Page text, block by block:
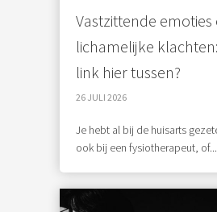
Vastzittende emoties
lichamelijke
link hier tussen?
26 JULI 2026
Je hebt al bij de huisarts
ook bij een fysiotherapeut, of...